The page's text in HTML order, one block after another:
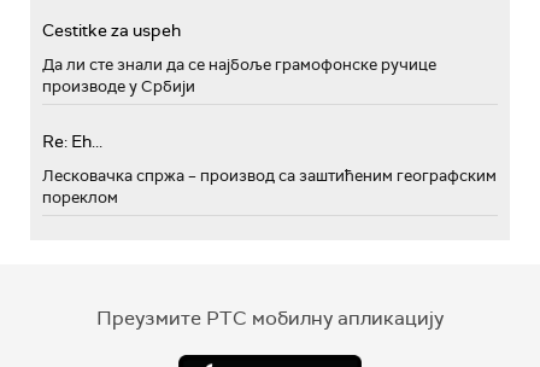
Cestitke za uspeh
Да ли сте знали да се најбоље грамофонске ручице
производе у Србији
Re: Eh...
Лесковачка спржа – производ са заштићеним географским
пореклом
Преузмите РТС мобилну апликацију